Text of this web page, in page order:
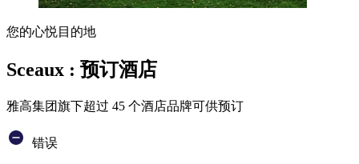
您的心悦目的地
Sceaux : 预订酒店
雅高集团旗下超过 45 个酒店品牌可供预订
错误